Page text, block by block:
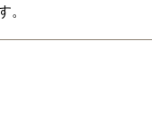
。